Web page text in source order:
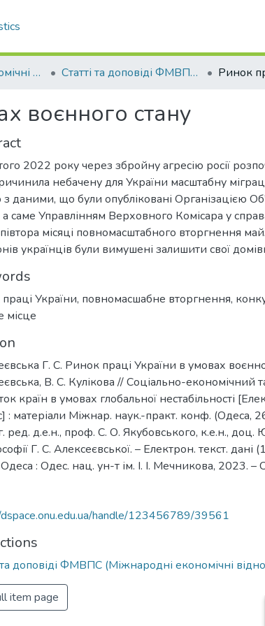
Міжнародні економічні відносини Статті та доповіді ФМВПС (Міжнародні економічні відносини)
воєнного стану
2022 року через збройну агресію росії
небачену для України масштабну
з даними, що були опубліковані Організацією
саме Управлінням Верховного Комісара у
місяці повномасштабного вторгнення
українців були вимушені залишити свої
України, повномасшабне вторгнення,
місце
Г. С. Ринок праці України в умовах
В. С. Кулікова // Соціально-економічний
країн в умовах глобальної нестабільності
: матеріали Міжнар. наук.-практ. конф. (Одеса,
ред. д.е.н., проф. С. О. Якубовського, к.е.н., доц.
Г. С. Алексеєвської. – Електрон. текст. дані
: Одес. нац. ун-т ім. І. І. Мечникова, 2023. –
handle/123456789/39561
та доповіді ФМВПС (Міжнародні економічні
item page